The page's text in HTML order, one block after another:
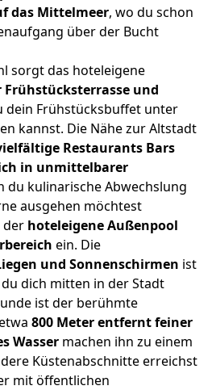
das Mittelmeer, wo du schon
über der Bucht
sorgt das hoteleigene
Frühstücksterrasse und
dein Frühstücksbuffet unter
kannst. Die Nähe zur Altstadt
Restaurants Bars
in unmittelbarer
du kulinarische Abwechslung
ausgehen möchtest
der hoteleigene Außenpool
ein. Die
und Sonnenschirmen ist
dich mitten in der Stadt
ist der berühmte
800 Meter entferntfeiner
Wasser machen ihn zu einem
Küstenabschnitte erreichst
mit öffentlichen